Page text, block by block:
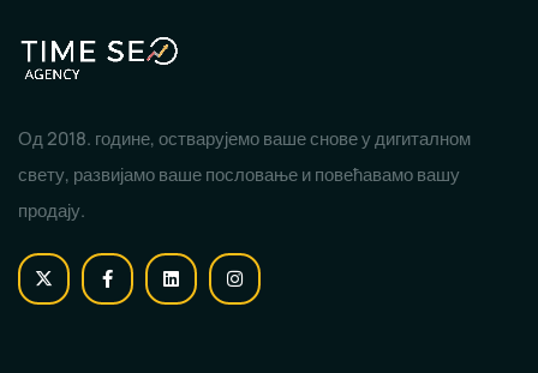
Од 2018. године, остварујемо ваше снове у дигиталном
свету, развијамо ваше пословање и повећавамо вашу
продају.